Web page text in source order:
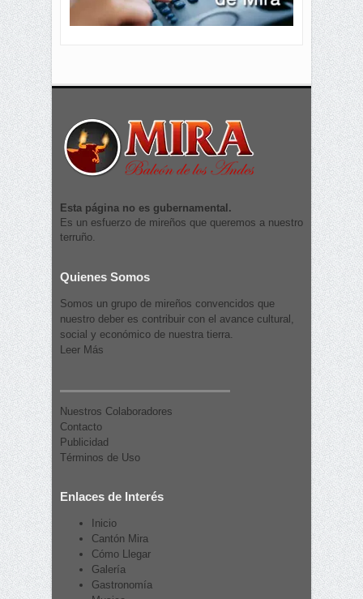
Esta página no es gubernamental.
Es un esfuerzo de mireños que queremos a nuestro
terruño.
Quienes Somos
Somos un grupo de mireños convencidos que
nuestro deber es contribuir con el avance cultural,
social y económico de nuestra tierra.
Leer Más
Nuestros Colaboradores
Contacto
Publicidad
Términos de Uso
Enlaces de Interés
Inicio
Cantón Mira
Cómo Llegar
Galería
Gastronomía